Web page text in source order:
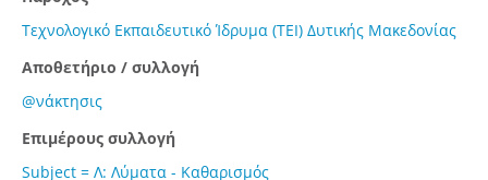
Τεχνολογικό Εκπαιδευτικό Ίδρυμα (ΤΕΙ) Δυτικής Μακεδονίας
Αποθετήριο / συλλογή
@νάκτησις
Επιμέρους συλλογή
Subject = Λ: Λύματα - Καθαρισμός